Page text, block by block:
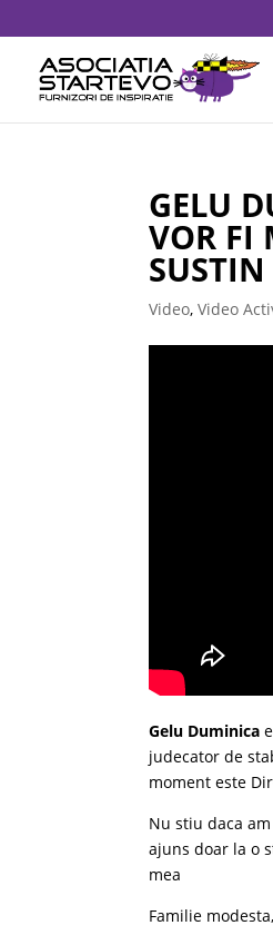
GELU
VOR FI
SUSTIN
Video,Video
Gelu Duminica
judecator de
moment este
Nu stiu daca
ajuns doar la o
mea
Familie